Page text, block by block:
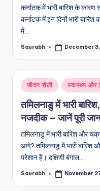
कर्नाटक में भारी बारिश के
कर्नाटक में इन दिनों भारी
में…
Posted
Saurabh December
Posted
in
जीवन शैली स्वास्थ्य और
तमिलनाडु में भारी
नजदीक – जानें पूरी
तमिलनाडु में भारी बारिश और
आगे? तमिलनाडु में भारी
परेशान हैं। दक्षिणी बंगाल…
Posted
Saurabh November